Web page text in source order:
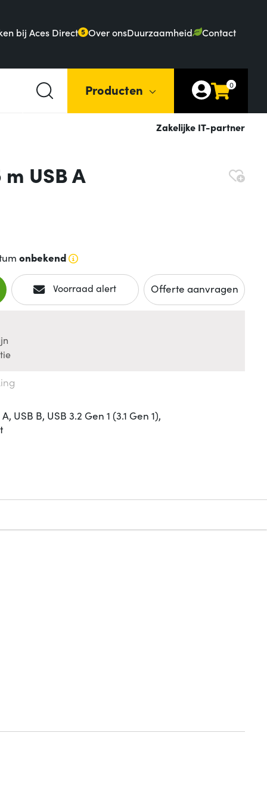
bij Aces Direct 5 Over onsDuurzaamheid Contact
Producten 0
Zakelijke IT-partner
USB A
onbekend
Voorraad alert Offerte aanvragen
USB B, USB 3.2 Gen 1 (3.1 Gen 1),